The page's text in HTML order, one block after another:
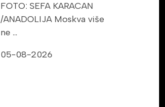
FOTO: SEFA KARACAN
/ANADOLIJA Moskva više
ne …
05-08-2026